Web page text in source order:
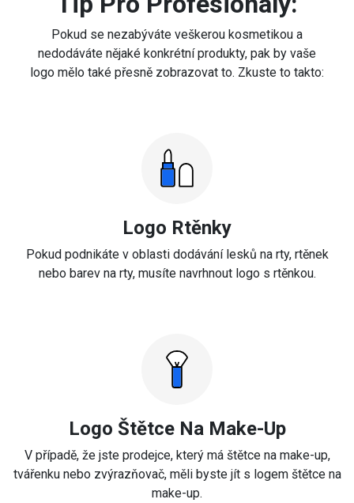
Pokud se nezabýváte veškerou kosmetikou a
nedodáváte nějaké konkrétní produkty, pak by vaše
logo mělo také přesně zobrazovat to. Zkuste to takto:
Logo Rtěnky
Pokud podnikáte v oblasti dodávání lesků na rty, rtěnek
nebo barev na rty, musíte navrhnout logo s rtěnkou.
Logo Štětce Na Make-Up
V případě, že jste prodejce, který má štětce na make-up,
tvářenku nebo zvýrazňovač, měli byste jít s logem štětce na
make-up.